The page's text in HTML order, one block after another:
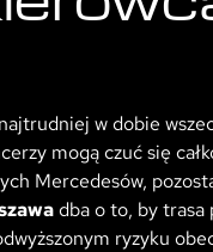
w dobie
mogą czuć się
Mercedesów,
dba o to, by trasa
ryzyku